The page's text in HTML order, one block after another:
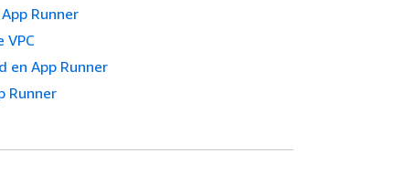
Runner
VPC
en App Runner
Runner